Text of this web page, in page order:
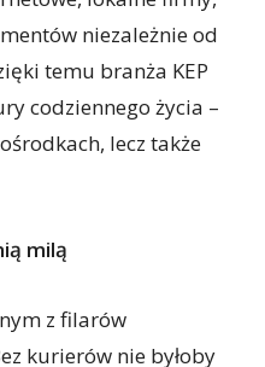
niezależnie od
temu branża KEP
codziennego życia –
lecz także
milą
z filarów
kurierów nie byłoby